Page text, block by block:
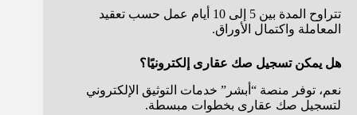
تتراوح المدة بين 5 إلى 10 أيام عمل حسب تعقيد
المعاملة واكتمال الأوراق.
هل يمكن تسجيل صك عقارى إلكترونيًا؟
نعم، توفر منصة “أبشر” خدمات التوثيق الإلكتروني
لتسجيل صك عقارى بخطوات مبسطة.